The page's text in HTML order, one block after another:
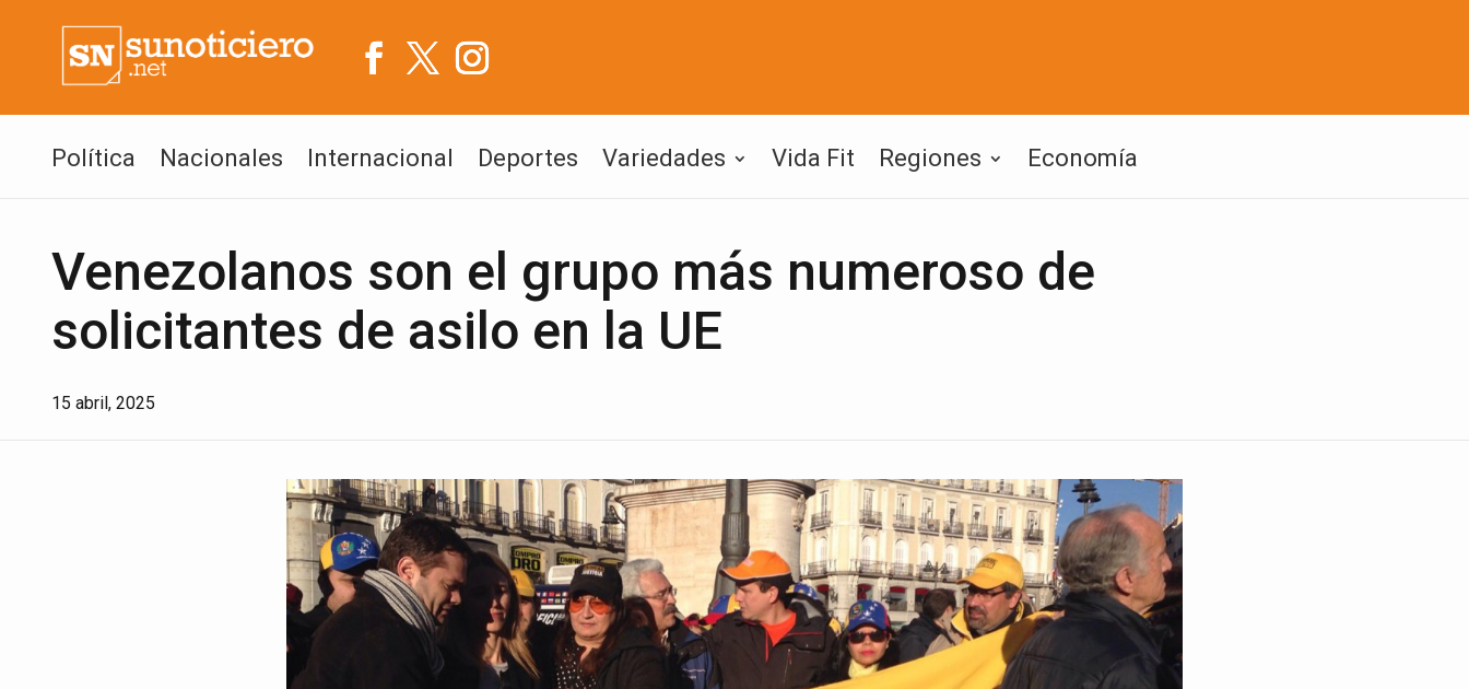
Política Nacionales Internacional Deportes Variedades Vida Fit Regiones Economía
Venezolanos son el grupo más numeroso de
solicitantes de asilo en la UE
15 abril, 2025